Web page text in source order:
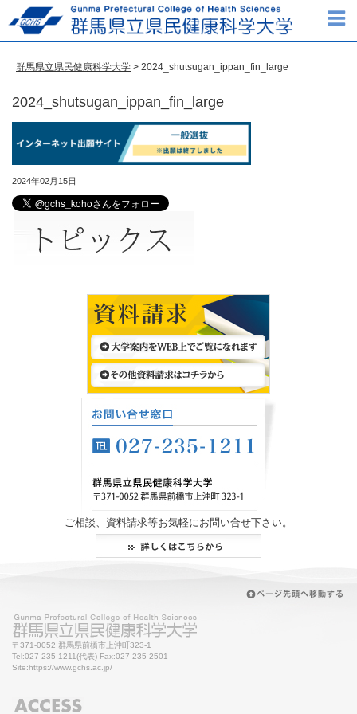
群馬県立県民健康科学大学 > 2024_shutsugan_ippan_fin_large
2024_shutsugan_ippan_fin_large
2024年02月15日
ご相談、資料請求等お気軽にお問い合せ下さい。
〒371-0052 群馬県前橋市上沖町323-1
Tel:027-235-1211(代表) Fax:027-235-2501
Site:https://www.gchs.ac.jp/